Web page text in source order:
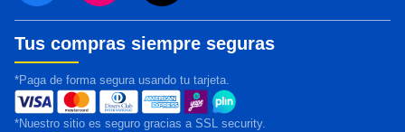
Tus compras siempre seguras
*Paga de forma segura usando tu tarjeta.
*Nuestro sitio es seguro gracias a SSL security.